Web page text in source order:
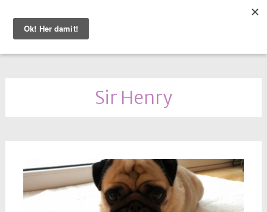
INHALT
Sir Henry